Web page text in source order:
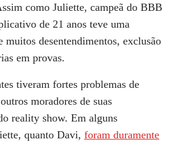
como Juliette, campeã do BBB
de 21 anos teve uma
muitos desentendimentos, exclusão
em provas.
tiveram fortes problemas de
moradores de suas
reality show. Em alguns
quanto Davi, foram duramente